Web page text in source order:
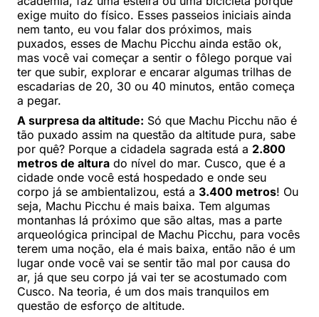
exige muito do físico. Esses passeios iniciais ainda
nem tanto, eu vou falar dos próximos, mais
puxados, esses de Machu Picchu ainda estão ok,
mas você vai começar a sentir o fôlego porque vai
ter que subir, explorar e encarar algumas trilhas de
escadarias de 20, 30 ou 40 minutos, então começa
a pegar.
A surpresa da altitude: Só que Machu Picchu não é
tão puxado assim na questão da altitude pura, sabe
por quê? Porque a cidadela sagrada está a 2.800
metros de altura do nível do mar. Cusco, que é a
cidade onde você está hospedado e onde seu
corpo já se ambientalizou, está a 3.400 metros! Ou
seja, Machu Picchu é mais baixa. Tem algumas
montanhas lá próximo que são altas, mas a parte
arqueológica principal de Machu Picchu, para vocês
terem uma noção, ela é mais baixa, então não é um
lugar onde você vai se sentir tão mal por causa do
ar, já que seu corpo já vai ter se acostumado com
Cusco. Na teoria, é um dos mais tranquilos em
questão de esforço de altitude.